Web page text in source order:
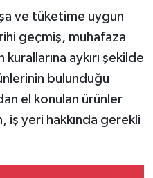
ve tüketime uygun
geçmiş, muhafaza
aykırı şekilde
bulunduğu
el konulan ürünler
iş yeri hakkında gerekli